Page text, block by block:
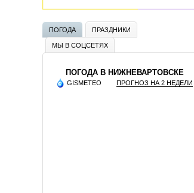
ПОГОДА
ПРАЗДНИКИ
МЫ В СОЦСЕТЯХ
ПОГОДА В НИЖНЕВАРТОВСКЕ
GISMETEO ПРОГНОЗ НА 2 НЕДЕЛИ